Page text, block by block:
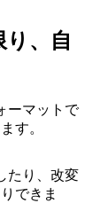
、自
ーマットで
す。
たり、改変
できま